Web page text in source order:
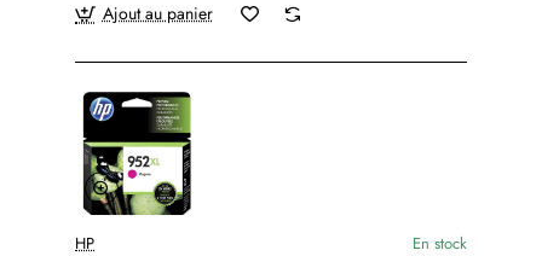
Ajout au panier
HP En stock